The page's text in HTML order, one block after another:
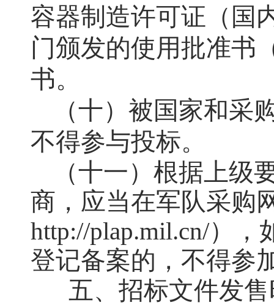
容器制造许可证（国
门颁发的使用批准书
书。
（十）被国家和采
不得参与投标。
（十一） 根据上级
商，应当在军队采购
http://plap.mil.cn/）
登记备案的，不得参
五、 招标文件发售